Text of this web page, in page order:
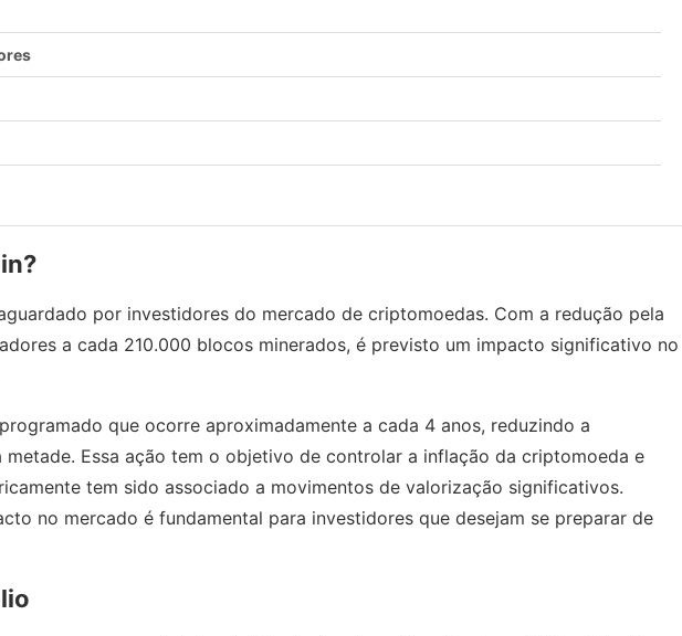
por investidores do mercado de criptomoedas. Com a redução pela
a cada 210.000 blocos minerados, é previsto um impacto significativo no
que ocorre aproximadamente a cada 4 anos, reduzindo a
metade. Essa ação tem o objetivo de controlar a inflação da criptomoeda e
tem sido associado a movimentos de valorização significativos.
no mercado é fundamental para investidores que desejam se preparar de